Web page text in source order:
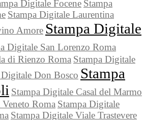
Digitale Focene Stampa
Stampa Digitale Laurentina
Amore Stampa Digitale
Digitale San Lorenzo Roma
di Rienzo Roma Stampa Digitale
Digitale Don Bosco Stampa
Stampa Digitale Casal del Marmo
Roma Stampa Digitale
Stampa Digitale Viale Trastevere